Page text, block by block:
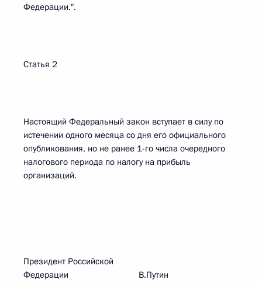
Федерации.".
Статья 2
Настоящий Федеральный закон вступает в силу по
истечении одного месяца со дня его официального
опубликования, но не ранее 1-го числа очередного
налогового периода по налогу на прибыль
организаций.
Президент Российской
Федерации В.Путин